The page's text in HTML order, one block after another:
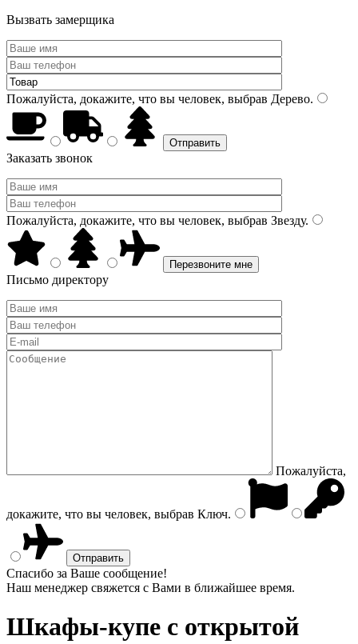
Вызвать замерщика
Пожалуйста, докажите, что вы человек, выбрав Дерево.
Заказать звонок
Пожалуйста, докажите, что вы человек, выбрав Звезду.
Письмо директору
Пожалуйста,
докажите, что вы человек, выбрав Ключ.
Спасибо за Ваше сообщение!
Наш менеджер свяжется с Вами в ближайшее время.
Шкафы-купе с открытой